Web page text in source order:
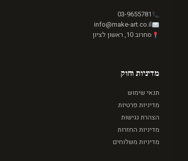
03-9655781
info@make-art.co.il
סחרוב 10, ראשון לציון
מדיניות וחוק
תנאי שימוש
מדיניות פרטיות
הצהרת נגישות
מדיניות החזרות
מדיניות משלוחים